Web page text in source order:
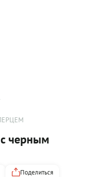
черным
Поделиться